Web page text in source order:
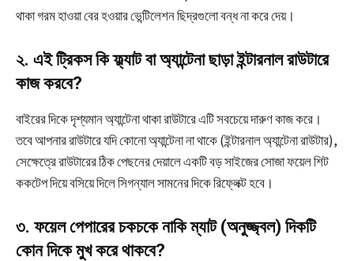
থাকা গরম হাওয়া বের হওয়ার ভেন্টিলেশন ছিদ্রগুলো বন্ধ না করে দেয়।
২. এই ট্রিকস কি ফ্ল্যাট বা অ্যান্টেনা ছাড়া ইন্টারনাল রাউটারে
কাজ করবে?
বাইরের দিকে দৃশ্যমান অ্যান্টেনা থাকা রাউটারে এটি সবচেয়ে দারুণ কাজ করে।
তবে আপনার রাউটারে যদি কোনো অ্যান্টেনা না থাকে (ইন্টারনাল অ্যান্টেনা রাউটার),
সেক্ষেত্রে রাউটারের ঠিক পেছনের দেয়ালে একটি বড় সাইজের সোজা ফয়েল শিট
ককটেপ দিয়ে বসিয়ে দিলে সিগন্যাল সামনের দিকে রিফ্লেক্ট হবে।
৩. ফয়েল পেপারের চকচকে নাকি ম্যাট (অনুজ্জ্বল) দিকটি
কোন দিকে মুখ করে থাকবে?